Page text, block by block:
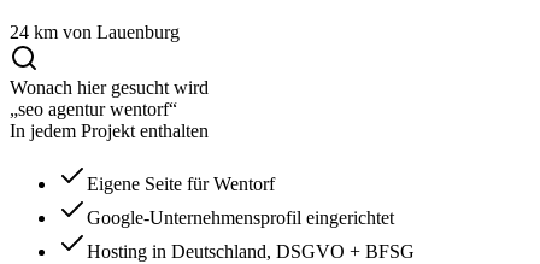
24 km von Lauenburg
Wonach hier gesucht wird
„seo agentur wentorf“
In jedem Projekt enthalten
Eigene Seite für Wentorf
Google-Unternehmensprofil eingerichtet
Hosting in Deutschland, DSGVO + BFSG